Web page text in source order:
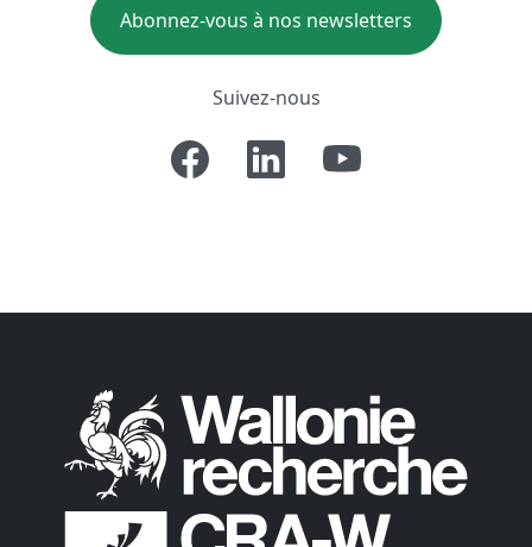
Abonnez-vous à nos newsletters
Suivez-nous